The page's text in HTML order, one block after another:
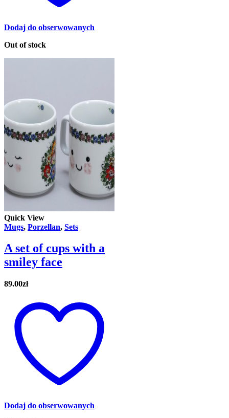
Dodaj do obserwowanych
Out of stock
Quick View
Mugs, Porzellan, Sets
A set of cups with a
smiley face
89.00zł
Dodaj do obserwowanych